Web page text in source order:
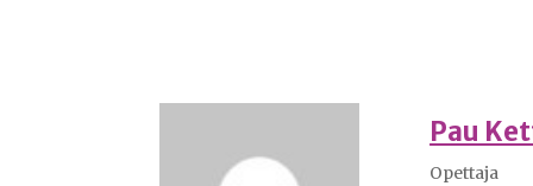
Pau
Opettaja